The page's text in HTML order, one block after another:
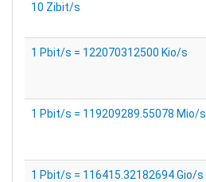
10 Zibit/s
1 Pbit/s = 122070312500 Kio/s
1 Pbit/s = 119209289.55078 Mio/s
1 Pbit/s = 116415.32182694 Gio/s